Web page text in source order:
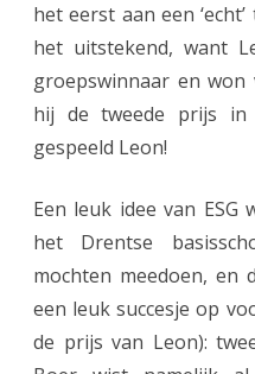
het eerst aan een
het uitstekend, want
groepswinnaar en
hij de tweede prijs in
gespeeld Leon!
Een leuk idee van ESG
het Drentse
mochten meedoen, en
een leuk succesje op
de prijs van Leon):